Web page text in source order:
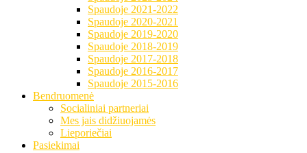
Spaudoje 2021-2022
Spaudoje 2020-2021
Spaudoje 2019-2020
Spaudoje 2018-2019
Spaudoje 2017-2018
Spaudoje 2016-2017
Spaudoje 2015-2016
Bendruomenė
Socialiniai partneriai
Mes jais didžiuojamės
Lieporiečiai
Pasiekimai